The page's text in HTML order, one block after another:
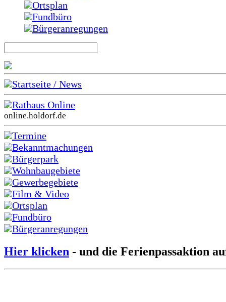
Ortsplan
Fundbüro
Bürgeranregungen
Startseite / News
Rathaus Online
online.holdorf.de
Termine
Bekanntmachungen
Bürgerpark
Wohnbaugebiete
Gewerbegebiete
Film & Video
Ortsplan
Fundbüro
Bürgeranregungen
Hier klicken - und die Ferienpassaktion